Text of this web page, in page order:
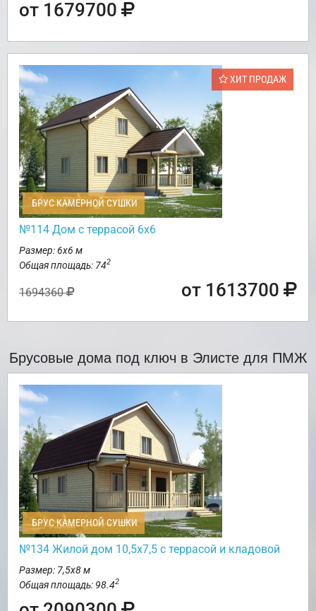
от 1679700
ХИТ ПРОДАЖ
БРУС КАМЕРНОЙ СУШКИ
№114 Дом с террасой 6х6
Размер: 6х6 м
Общая площадь: 742
1694360 от 1613700
Брусовые дома под ключ в Элисте для ПМЖ
БРУС КАМЕРНОЙ СУШКИ
№134 Жилой дом 10,5х7,5 с террасой и кладовой
Размер: 7,5х8 м
Общая площадь: 98.42